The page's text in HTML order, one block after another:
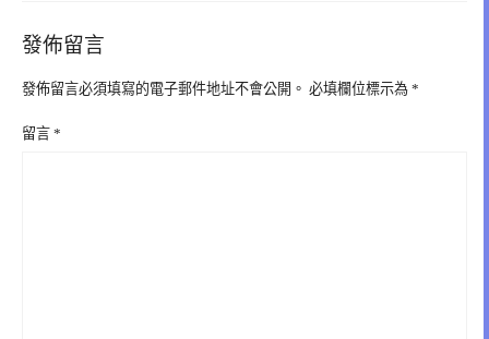
發佈留言
發佈留言必須填寫的電子郵件地址不會公開。 必填欄位標示為 *
留言 *